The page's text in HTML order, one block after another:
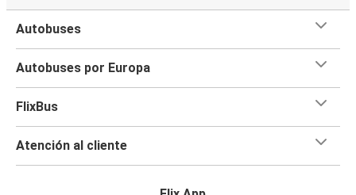
Autobuses
Autobuses por Europa
FlixBus
Atención al cliente